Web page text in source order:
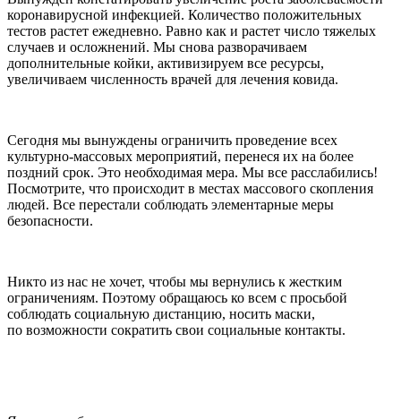
коронавирусной инфекцией. Количество положительных
тестов растет ежедневно. Равно как и растет число тяжелых
случаев и осложнений. Мы снова разворачиваем
дополнительные койки, активизируем все ресурсы,
увеличиваем численность врачей для лечения ковида.
Сегодня мы вынуждены ограничить проведение всех
культурно-массовых мероприятий, перенеся их на более
поздний срок. Это необходимая мера. Мы все расслабились!
Посмотрите, что происходит в местах массового скопления
людей. Все перестали соблюдать элементарные меры
безопасности.
Никто из нас не хочет, чтобы мы вернулись к жестким
ограничениям. Поэтому обращаюсь ко всем с просьбой
соблюдать социальную дистанцию, носить маски,
по возможности сократить свои социальные контакты.